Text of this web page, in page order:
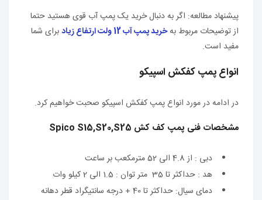
پیشنهاد مطالعه: اگر به دنبال خرید یک پمپ آب قوی هستید حتما
از توضیحات مربوط بهخرید پمپ آب 12 ولت ارتفاع زیاد
برای شما
مفید است.
انواع پمپ کفکش اسپیکو
در ادامه در مورد انواع پمپ کفکش اسپیکو صحبت خواهیم کرد.
مشخصات فنی پمپ کف کش Spico S15,S20,S25
دبی : از 4.8 الی 52 مترمکعب بر ساعت
هد : حداکثر تا 35 متر توان : 1.5 الی 2 کیلو وات
دمای سیال: حداکثر تا 40 + درجه سانتیگراد قطر دهانه